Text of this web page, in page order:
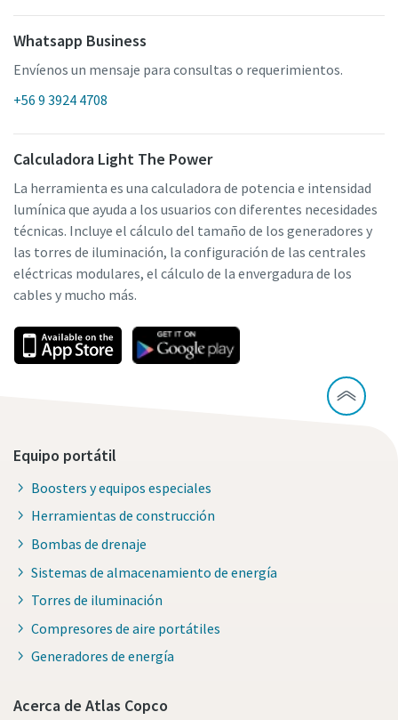
Whatsapp Business
Envíenos un mensaje para consultas o requerimientos.
+56 9 3924 4708
Calculadora Light The Power
La herramienta es una calculadora de potencia e intensidad
lumínica que ayuda a los usuarios con diferentes necesidades
técnicas. Incluye el cálculo del tamaño de los generadores y
las torres de iluminación, la configuración de las centrales
eléctricas modulares, el cálculo de la envergadura de los
cables y mucho más.
Equipo portátil
Boosters y equipos especiales
Herramientas de construcción
Bombas de drenaje
Sistemas de almacenamiento de energía
Torres de iluminación
Compresores de aire portátiles
Generadores de energía
Acerca de Atlas Copco